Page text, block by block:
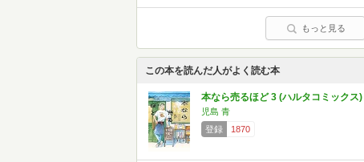
もっと見る
この本を読んだ人がよく読む本
本なら売るほど 3 (ハルタコミックス)
児島 青
登録
1870